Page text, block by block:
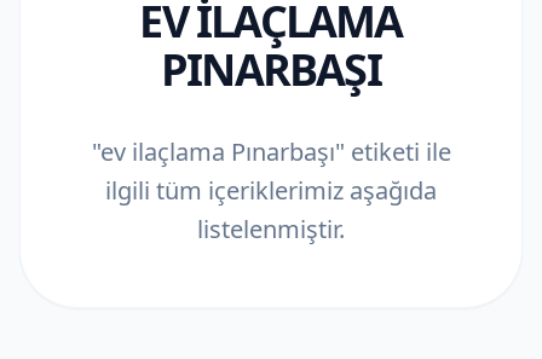
EV ILAÇLAMA
PINARBAŞI
"ev ilaçlama Pınarbaşı" etiketi ile
ilgili tüm içeriklerimiz aşağıda
listelenmiştir.